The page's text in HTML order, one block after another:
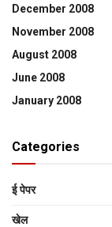
December 2008
November 2008
August 2008
June 2008
January 2008
Categories
ई पेपर
खेल